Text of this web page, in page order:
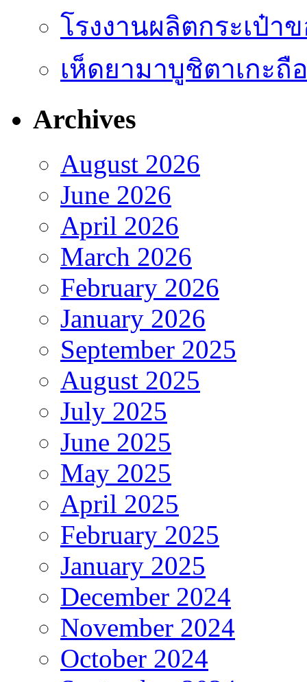
โรงงานผลิตกระเป๋า
เห็ดยามาบูชิตาเกะถื
Archives
August 2026
June 2026
April 2026
March 2026
February 2026
January 2026
September 2025
August 2025
July 2025
June 2025
May 2025
April 2025
February 2025
January 2025
December 2024
November 2024
October 2024